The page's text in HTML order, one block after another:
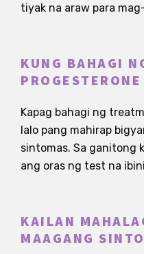
tiyak na araw para
KUNG BAHAGI
PROGESTERONE
Kapag bahagi ng
lalo pang mahirap
sintomas. Sa ganitong
ang oras ng test na
KAILAN
MAAGANG